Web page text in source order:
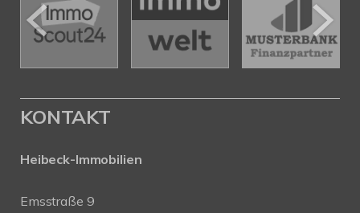
KONTAKT
Heibeck-Immobilien
Emsstraße 9